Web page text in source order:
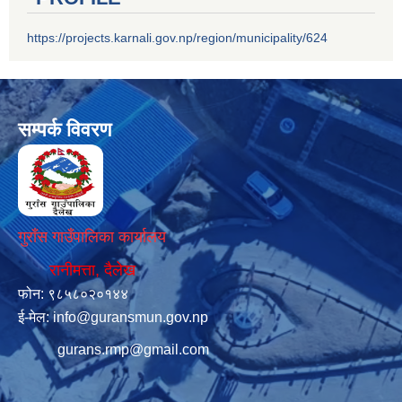
https://projects.karnali.gov.np/region/municipality/624
सम्पर्क विवरण
गुराँस गाउँपालिका कार्यालय
रानीमत्ता, दैलेख
फोन: ९८५८०२०१४४
ई-मेल:info@guransmun.gov.np
gurans.rmp@gmail.com